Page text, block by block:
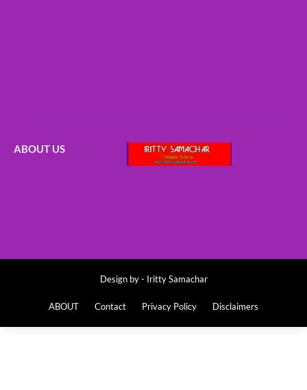
ABOUT US
Design by - Iritty Samachar
ABOUT Contact Privacy Policy Disclaimers